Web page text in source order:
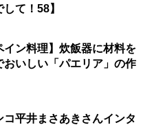
して！58】
イン料理】炊飯器に材料を
おいしい「パエリア」の作
平井まさあきさんインタ